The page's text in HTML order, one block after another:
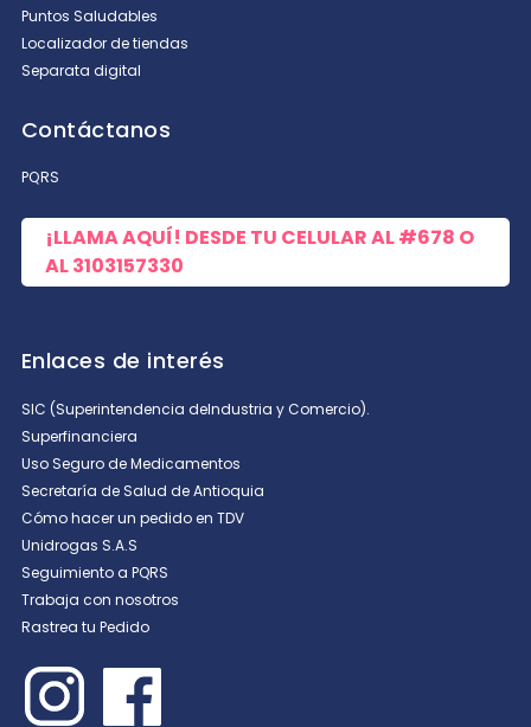
Puntos Saludables
Localizador de tiendas
Separata digital
Contáctanos
PQRS
¡LLAMA AQUÍ! DESDE TU CELULAR AL#678 O
AL3103157330
Enlaces de interés
SIC (Superintendencia deIndustria y Comercio).
Superfinanciera
Uso Seguro de Medicamentos
Secretaría de Salud de Antioquia
Cómo hacer un pedido en TDV
Unidrogas S.A.S
Seguimiento a PQRS
Trabaja con nosotros
Rastrea tu Pedido